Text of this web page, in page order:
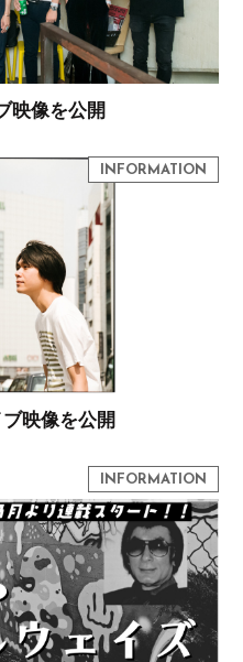
映像を公開
映像を公開